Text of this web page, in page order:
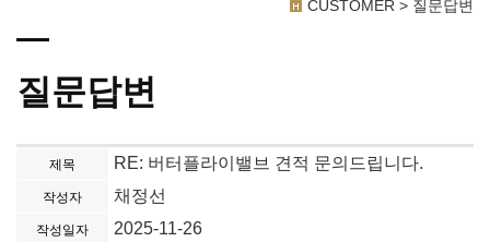
CUSTOMER > 질문답변
질문답변
제목 RE: 버터플라이밸브 견적 문의드립니다.
작성자 채정선
작성일자 2025-11-26